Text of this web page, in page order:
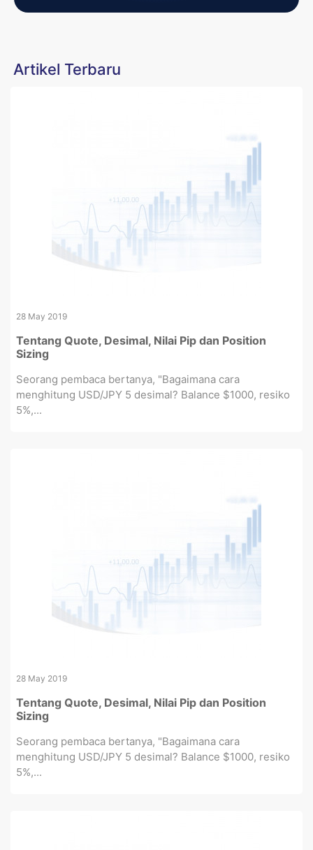
Artikel Terbaru
28 May 2019
Tentang Quote, Desimal, Nilai Pip dan Position
Sizing
Seorang pembaca bertanya, "Bagaimana cara
menghitung USD/JPY 5 desimal? Balance $1000, resiko
5%,...
28 May 2019
Tentang Quote, Desimal, Nilai Pip dan Position
Sizing
Seorang pembaca bertanya, "Bagaimana cara
menghitung USD/JPY 5 desimal? Balance $1000, resiko
5%,...